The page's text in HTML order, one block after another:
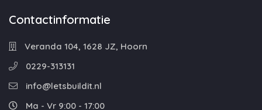
Contactinformatie
Veranda 104, 1628 JZ, Hoorn
0229-313131
info@letsbuildit.nl
Ma - Vr 9:00 - 17:00